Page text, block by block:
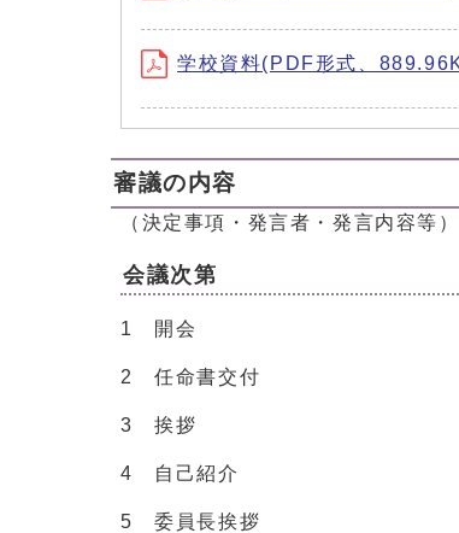
学校資料(PDF形式、
審議の内容
（決定事項・発言者・発言内容等）
会議次第
1 開会
2 任命書交付
3 挨拶
4 自己紹介
5 委員長挨拶